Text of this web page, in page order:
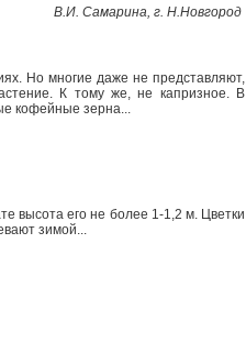
В.И. Самарина, г. Н.Новгород
Но многие даже не представляют,
К тому же, не капризное. В
кофейные зерна...
высота его не более 1-1,2 м. Цветки
зимой...